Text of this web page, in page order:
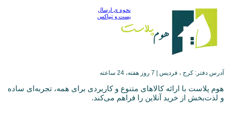
نحوه ی ارسال
پست و تیپاکس
آدرس دفتر: کرج ، فردیس | 7 روز هفته، 24 ساعته
هوم پلاست با ارائه کالاهای متنوع و کاربردی برای همه، تجربه‌ای ساده
و لذت‌بخش از خرید آنلاین را فراهم می‌کند.